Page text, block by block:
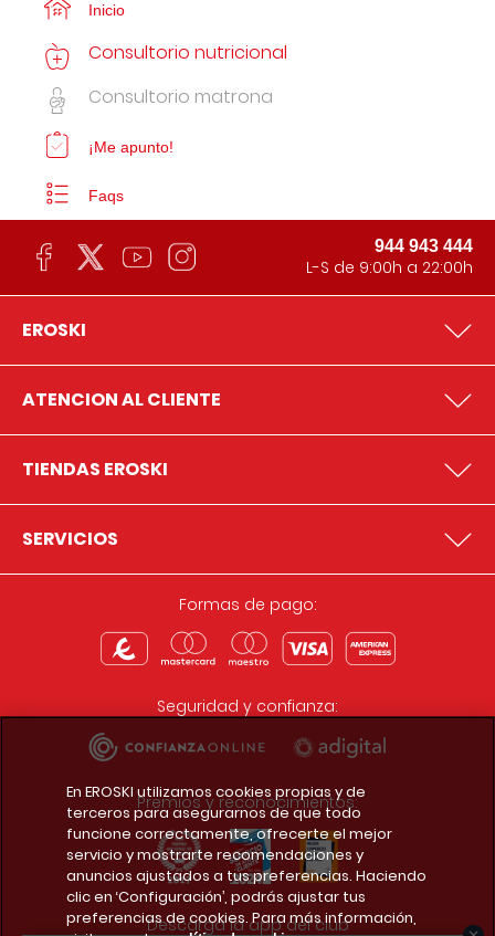
Inicio
Consultorio nutricional
Consultorio matrona
¡Me apunto!
Faqs
944 943 444
L-S de 9:00h a 22:00h
EROSKI
ATENCION AL CLIENTE
TIENDAS EROSKI
SERVICIOS
Formas de pago:
Seguridad y confianza:
Premios y reconocimientos:
Descarga la app del club
En EROSKI utilizamos cookies propias y de
terceros para asegurarnos de que todo
funcione correctamente, ofrecerte el mejor
servicio y mostrarte recomendaciones y
anuncios ajustados a tus preferencias. Haciendo
clic en ‘Configuración’, podrás ajustar tus
preferencias de cookies. Para más información,